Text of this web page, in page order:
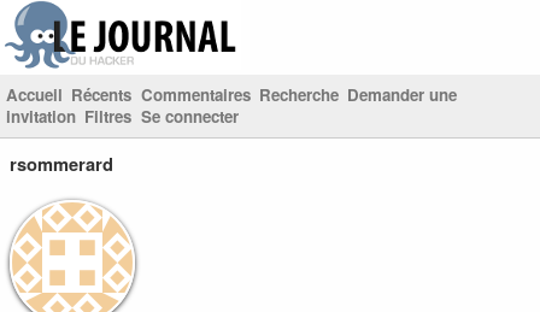
Accueil Récents Commentaires Recherche Demander une
invitation Filtres Se connecter
rsommerard